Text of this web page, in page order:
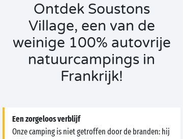
Ontdek Soustons
Village, een van de
weinige 100% autovrije
natuurcampings in
Frankrijk!
Een zorgeloos verblijf
Onze camping is niet getroffen door de branden: hij